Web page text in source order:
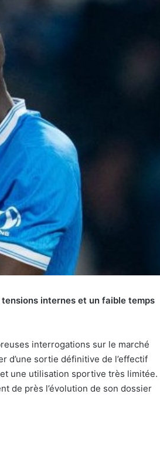
tensions internes et un faible temps
interrogations sur le marché
d’une sortie définitive de l’effectif
une utilisation sportive très limitée.
de près l’évolution de son dossier